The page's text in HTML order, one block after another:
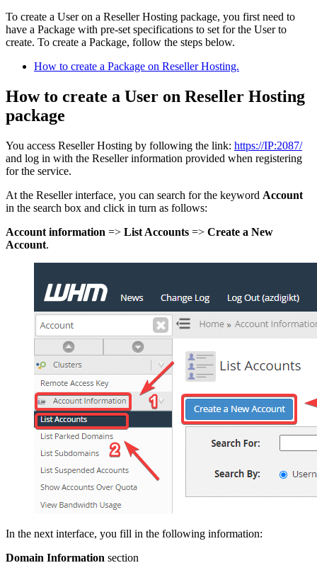
To create a User on a Reseller Hosting package, you first need to
have a Package with pre-set specifications to set for the User to
create. To create a Package, follow the steps below.
How to create a Package on Reseller Hosting.
How to create a User on Reseller Hosting
package
You access Reseller Hosting by following the link: https://IP:2087/
and log in with the Reseller information provided when registering
for the service.
At the Reseller interface, you can search for the keyword Account
in the search box and click in turn as follows:
Account information => List Accounts => Create a New
Account.
In the next interface, you fill in the following information:
Domain Information section